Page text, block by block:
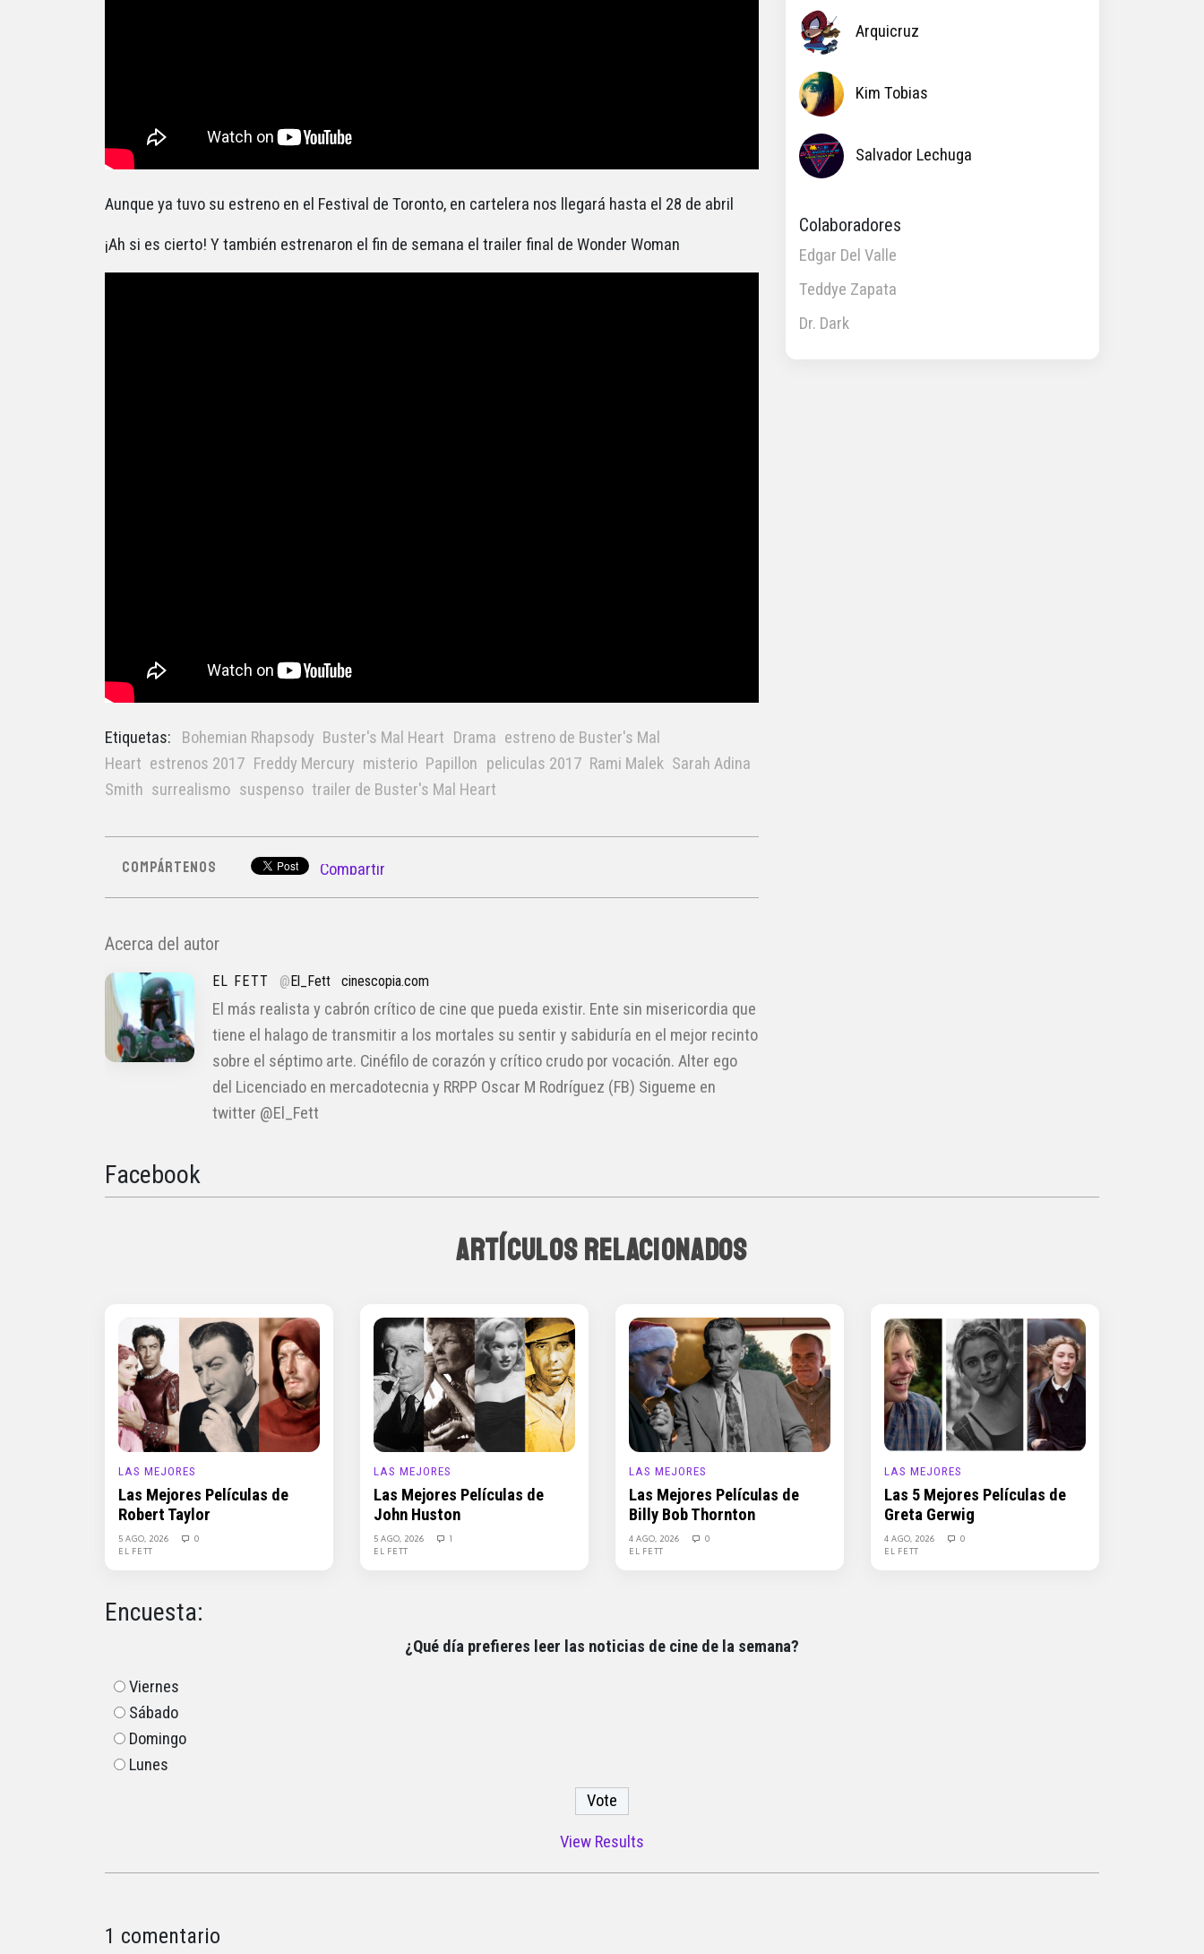
Aunque ya tuvo su estreno en el Festival de Toronto, en cartelera nos llegará hasta el 28 de abril
¡Ah si es cierto! Y también estrenaron el fin de semana el trailer final de Wonder Woman
Etiquetas: Bohemian Rhapsody Buster's Mal Heart Drama estreno de Buster's Mal
Heart estrenos 2017 Freddy Mercury misterio Papillon peliculas 2017 Rami Malek Sarah Adina
Smith surrealismo suspenso trailer de Buster's Mal Heart
COMPÁRTENOS Compartir
Acerca del autor
EL FETT @El_Fett cinescopia.com
El más realista y cabrón crítico de cine que pueda existir. Ente sin misericordia que
tiene el halago de transmitir a los mortales su sentir y sabiduría en el mejor recinto
sobre el séptimo arte. Cinéfilo de corazón y crítico crudo por vocación. Alter ego
del Licenciado en mercadotecnia y RRPP Oscar M Rodríguez (FB) Sigueme en
twitter @El_Fett
Arquicruz
Kim Tobias
Salvador Lechuga
Colaboradores
Edgar Del Valle
Teddye Zapata
Dr. Dark
Facebook
ARTÍCULOS RELACIONADOS
LAS MEJORES
Las Mejores Películas de
Robert Taylor
5 AGO, 2026
0
EL FETT
LAS MEJORES
Las Mejores Películas de
John Huston
5 AGO, 2026
1
EL FETT
LAS MEJORES
Las Mejores Películas de
Billy Bob Thornton
4 AGO, 2026
0
EL FETT
LAS MEJORES
Las 5 Mejores Películas de
Greta Gerwig
4 AGO, 2026
0
EL FETT
Encuesta:
¿Qué día prefieres leer las noticias de cine de la semana?
Viernes
Sábado
Domingo
Lunes
View Results
1 comentario